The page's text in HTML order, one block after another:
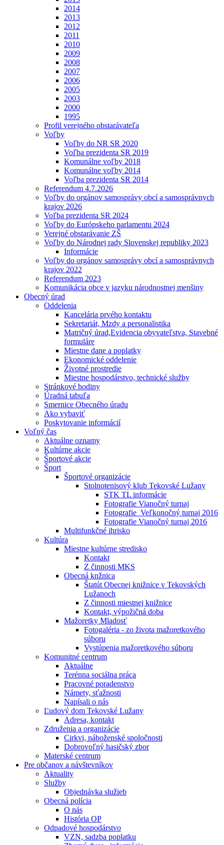
2014
2013
2012
2011
2010
2009
2008
2007
2006
2005
2003
2000
1995
Profil verejného obstarávateľa
Voľby
Voľby do NR SR 2020
Voľba prezidenta SR 2019
Komunálne voľby 2018
Komunálne voľby 2014
Voľba prezidenta SR 2014
Referendum 4.7.2026
Voľby do orgánov samosprávy obcí a samosprávnych
krajov 2026
Voľba prezidenta SR 2024
Voľby do Európskeho parlamentu 2024
Verejné obstarávanie ZŠ
Voľby do Národnej rady Slovenskej republiky 2023
Informácie
Voľby do orgánov samosprávy obcí a samosprávnych
krajov 2022
Referendum 2023
Komunikácia obce v jazyku národnostnej menšiny
Obecný úrad
Oddelenia
Kancelária prvého kontaktu
Sekretariát, Mzdy a personalistika
Matričný úrad,Evidencia obyvateľstva, Stavebné
formuláre
Miestne dane a poplatky
Ekonomické oddelenie
Životné prostredie
Miestne hospodárstvo, technické služby
Stránkové hodiny
Úradná tabuľa
Smernice Obecného úradu
Ako vybaviť
Poskytovanie informácií
Voľný čas
Aktuálne oznamy
Kultúrne akcie
Športové akcie
Šport
Športové organizácie
Stolnotenisový klub Tekovské Lužany
STK TL informácie
Fotografie Vianočný turnaj
Fotografie_Veľkonočný turnaj 2016
Fotografie Vianočný turnaj 2016
Multifunkčné ihrisko
Kultúra
Miestne kultúrne stredisko
Kontakt
Z činnosti MKS
Obecná knžnica
Štatút Obecnej knižnice v Tekovských
Lužanoch
Z činnosti miestnej knižnice
Kontakt, výpožičná doba
Mažoretky Mladosť
Fotogaléria - zo života mažoretkového
súboru
Vystúpenia mažoretkového súboru
Komunitné centrum
Aktuálne
Terénna sociálna práca
Pracovné poradenstvo
Námety, sťažnosti
Napísali o nás
Ľudový dom Tekovské Lužany
Adresa, kontakt
Združenia a organizácie
Cirkvi, náboženské spoločnosti
Dobrovoľný hasičský zbor
Materské centrum
Pre občanov a návštevníkov
Aktuality
Služby
Objednávka služieb
Obecná polícia
O nás
História OP
Odpadové hospodárstvo
VZN, sadzba poplatku